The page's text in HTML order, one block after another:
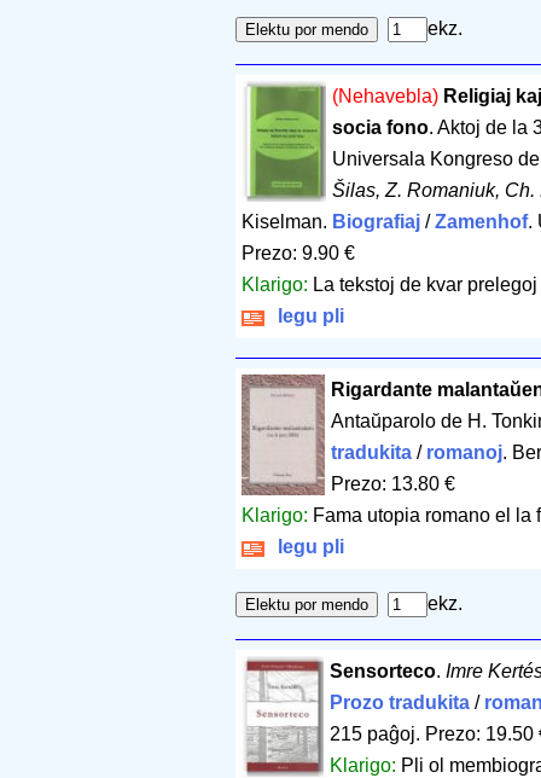
ekz.
(Nehavebla) Religiaj
socia fono. Aktoj de la
Universala Kongreso
Šilas, Z. Romaniuk,
Kiselman. Biografiaj /Zamenhof.
Prezo: 9.90 €
Klarigo: La tekstoj de kvar
legu pli
Rigardante
Antaŭparolo de H.
tradukita/ romanoj.
Prezo: 13.80 €
Klarigo: Fama utopia romano el la
legu pli
ekz.
Sensorteco.Imre
Prozo tradukita /
215 paĝoj. Prezo: 19.50
Klarigo: Pli ol